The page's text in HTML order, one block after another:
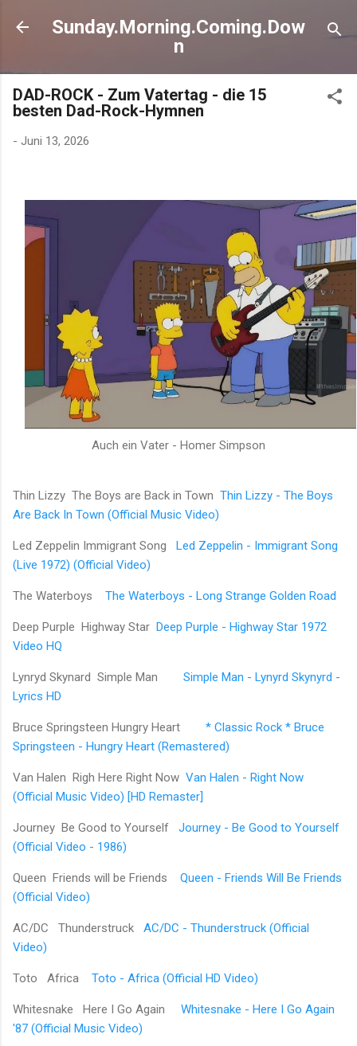
Direkt zum Hauptbereich
Sunday.Morning.Coming.Dow
n
DAD-ROCK - Zum Vatertag - die 15
besten Dad-Rock-Hymnen
- Juni 13, 2026
Auch ein Vater - Homer Simpson
Thin Lizzy The Boys are Back in Town Thin Lizzy - The Boys
Are Back In Town (Official Music Video)
Led Zeppelin Immigrant Song
Led Zeppelin - Immigrant Song
(Live 1972) (Official Video)
The Waterboys The Waterboys - Long Strange Golden Road
Deep Purple Highway Star Deep Purple - Highway Star 1972
Video HQ
Lynryd Skynard Simple Man
Simple Man - Lynyrd Skynyrd -
Lyrics HD
Bruce Springsteen Hungry Heart
* Classic Rock * Bruce
Springsteen - Hungry Heart (Remastered)
Van Halen Righ Here Right Now Van Halen - Right Now
(Official Music Video) [HD Remaster]
Journey Be Good to Yourself Journey - Be Good to Yourself
(Official Video - 1986)
Queen Friends will be Friends
Queen - Friends Will Be Friends
(Official Video)
AC/DC Thunderstruck AC/DC - Thunderstruck (Official
Video)
Toto Africa Toto - Africa (Official HD Video)
Whitesnake Here I Go Again
Whitesnake - Here I Go Again
'87 (Official Music Video)